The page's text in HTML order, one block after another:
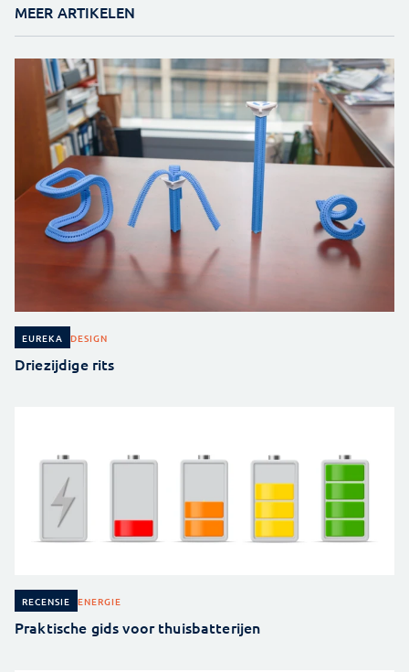
MEER ARTIKELEN
EUREKA DESIGN
Driezijdige rits
RECENSIE ENERGIE
Praktische gids voor thuisbatterijen